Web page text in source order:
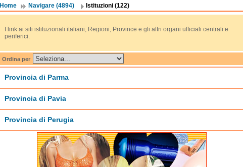
Home Navigare (4894) Istituzioni (122)
I link ai siti istituzionali italiani, Regioni, Province e gli altri organi ufficiali centrali e
periferici.
Ordina per
Provincia di Parma
Provincia di Pavia
Provincia di Perugia